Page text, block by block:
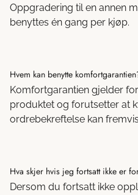
Oppgradering til en annen
benyttes én gang per kjøp.
Hvem kan benytte
Komfortgarantien gjelder for
produktet og forutsetter at
ordrebekreftelse kan
Hva skjer hvis jeg fortsatt ikke er
Dersom du fortsatt ikke